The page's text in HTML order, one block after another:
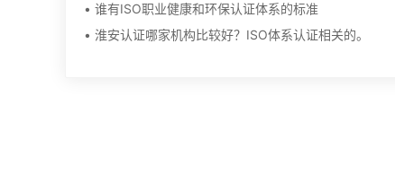
• 谁有ISO职业健康和环保认证体系的标准
• 淮安认证哪家机构比较好？ISO体系认证相关的。